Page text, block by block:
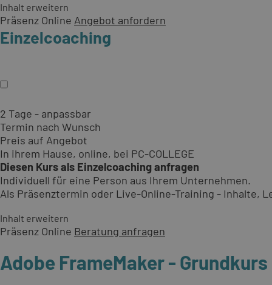
Inhalt erweitern
Präsenz Online Angebot anfordern
Einzelcoaching
2 Tage - anpassbar
Termin nach Wunsch
Preis auf Angebot
In ihrem Hause, online, bei PC-COLLEGE
Diesen Kurs als Einzelcoaching anfragen
Individuell für eine Person aus Ihrem Unternehmen.
Als Präsenztermin oder Live-Online-Training - Inhalte,
Inhalt erweitern
Präsenz Online Beratung anfragen
Adobe FrameMaker - Grundkurs